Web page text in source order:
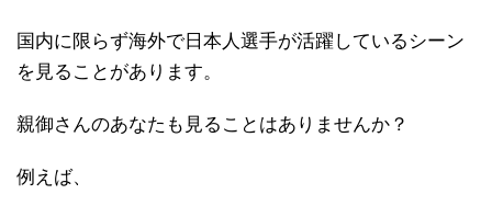
国内に限らず海外で日本人選手が活躍しているシーン
を見ることがあります。
親御さんのあなたも見ることはありませんか？
例えば、